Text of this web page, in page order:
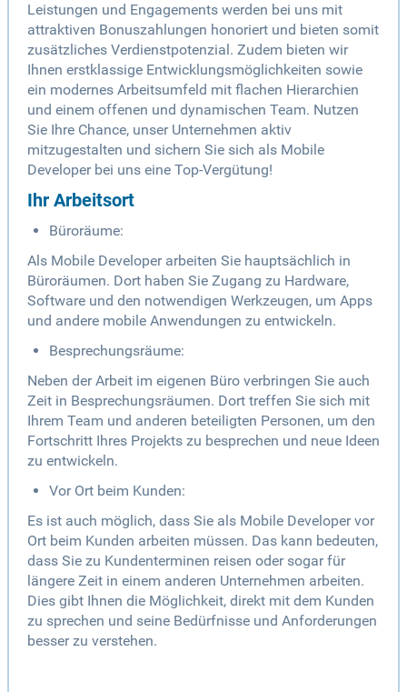
Leistungen und Engagements werden bei uns mit
attraktiven Bonuszahlungen honoriert und bieten somit
zusätzliches Verdienstpotenzial. Zudem bieten wir
Ihnen erstklassige Entwicklungsmöglichkeiten sowie
ein modernes Arbeitsumfeld mit flachen Hierarchien
und einem offenen und dynamischen Team. Nutzen
Sie Ihre Chance, unser Unternehmen aktiv
mitzugestalten und sichern Sie sich als Mobile
Developer bei uns eine Top-Vergütung!
Ihr Arbeitsort
Büroräume:
Als Mobile Developer arbeiten Sie hauptsächlich in
Büroräumen. Dort haben Sie Zugang zu Hardware,
Software und den notwendigen Werkzeugen, um Apps
und andere mobile Anwendungen zu entwickeln.
Besprechungsräume:
Neben der Arbeit im eigenen Büro verbringen Sie auch
Zeit in Besprechungsräumen. Dort treffen Sie sich mit
Ihrem Team und anderen beteiligten Personen, um den
Fortschritt Ihres Projekts zu besprechen und neue Ideen
zu entwickeln.
Vor Ort beim Kunden:
Es ist auch möglich, dass Sie als Mobile Developer vor
Ort beim Kunden arbeiten müssen. Das kann bedeuten,
dass Sie zu Kundenterminen reisen oder sogar für
längere Zeit in einem anderen Unternehmen arbeiten.
Dies gibt Ihnen die Möglichkeit, direkt mit dem Kunden
zu sprechen und seine Bedürfnisse und Anforderungen
besser zu verstehen.